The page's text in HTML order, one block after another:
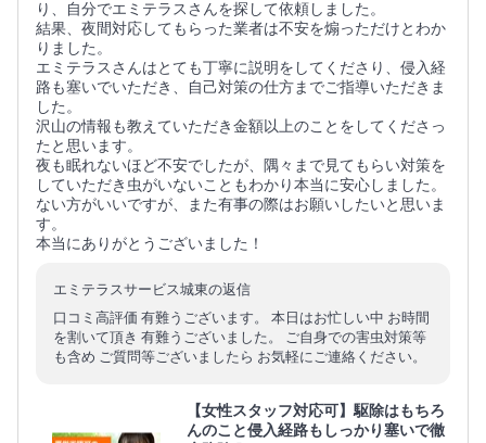
り、自分でエミテラスさんを探して依頼しました。
結果、夜間対応してもらった業者は不安を煽っただけとわか
りました。
エミテラスさんはとても丁寧に説明をしてくださり、侵入経
路も塞いでいただき、自己対策の仕方までご指導いただきま
した。
沢山の情報も教えていただき金額以上のことをしてくださっ
たと思います。
夜も眠れないほど不安でしたが、隅々まで見てもらい対策を
していただき虫がいないこともわかり本当に安心しました。
ない方がいいですが、また有事の際はお願いしたいと思いま
す。
本当にありがとうございました！
エミテラスサービス城東の返信
口コミ高評価 有難うございます。 本日はお忙しい中 お時間
を割いて頂き 有難うございました。 ご自身での害虫対策等
も含め ご質問等ございましたら お気軽にご連絡ください。
【女性スタッフ対応可】駆除はもちろ
んのこと侵入経路もしっかり塞いで徹